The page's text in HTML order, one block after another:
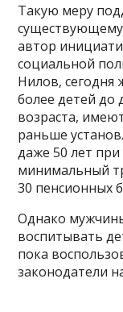
Такую меру
существующему
автор
социальной
Нилов,
более детей до
возраста,
раньше
даже 50 лет при
минимальный
30 пенсионных
Однако
воспитывать
пока
законодатели